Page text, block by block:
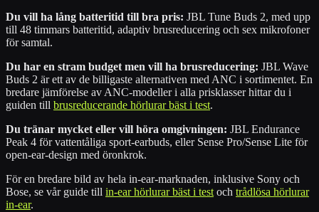
Du vill ha lång batteritid till bra pris: JBL Tune Buds 2, med upp
till 48 timmars batteritid, adaptiv brusreducering och sex mikrofoner
för samtal.
Du har en stram budget men vill ha brusreducering: JBL Wave
Buds 2 är ett av de billigaste alternativen med ANC i sortimentet. En
bredare jämförelse av ANC-modeller i alla prisklasser hittar du i
guiden till brusreducerande hörlurar bäst i test.
Du tränar mycket eller vill höra omgivningen: JBL Endurance
Peak 4 för vattentåliga sport-earbuds, eller Sense Pro/Sense Lite för
open-ear-design med öronkrok.
För en bredare bild av hela in-ear-marknaden, inklusive Sony och
Bose, se vår guide till in-ear hörlurar bäst i test och trådlösa hörlurar
in-ear.